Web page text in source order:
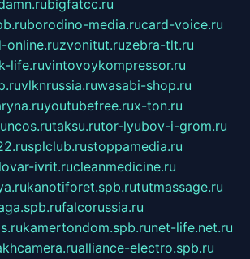
bigfatcc.ru
borodino-media.rucard-voice.ru
online.ruzvonitut.ruzebra-tlt.ru
life.ruvintovoykompressor.ru
vlknrussia.ruwasabi-shop.ru
youtubefree.rux-ton.ru
taksu.rutor-lyubov-i-grom.ru
splclub.rustoppamedia.ru
ivrit.rucleanmedicine.ru
kanotiforet.spb.rututmassage.ru
falcorussia.ru
kamertondom.spb.runet-life.net.ru
alliance-electro.spb.ru